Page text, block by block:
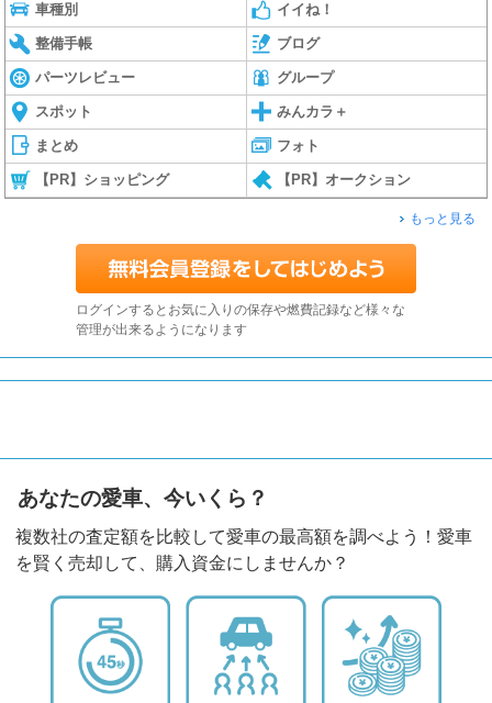
車種別 イイね！
整備手帳 ブログ
パーツレビュー グループ
スポット みんカラ＋
まとめ フォト
【PR】ショッピング 【PR】オークション
もっと見る
ログインするとお気に入りの保存や燃費記録など様々な
管理が出来るようになります
あなたの愛車、今いくら？
複数社の査定額を比較して愛車の最高額を調べよう！愛車
を賢く売却して、購入資金にしませんか？